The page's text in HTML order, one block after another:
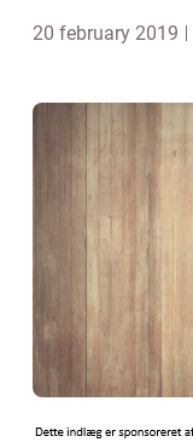
20 february 2019